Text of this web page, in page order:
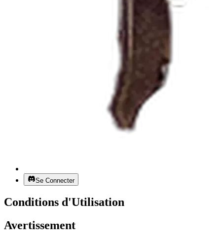
Se Connecter
Conditions d'Utilisation
Avertissement